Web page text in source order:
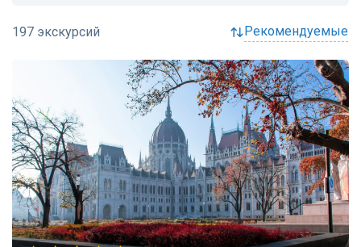
рекомендуемые